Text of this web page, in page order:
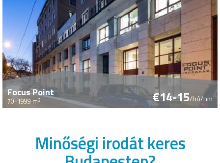
Focus Point
70-1999 m2 €14-15/hó/nm
Minőségi irodát keres